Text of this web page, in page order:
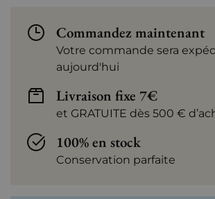
Commandez maintenant
Votre commande sera
aujourd'hui
Livraison fixe 7€
et GRATUITE dès 500 €
100% en stock
Conservation parfaite